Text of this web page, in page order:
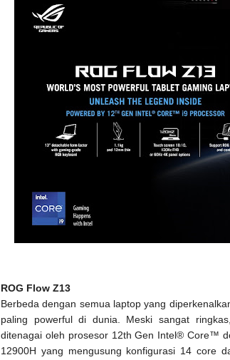
ROG Flow Z13
Berbeda dengan semua laptop yang
paling powerful di dunia. Meski sangat
ditenagai oleh prosesor 12th Gen Intel® Core™
12900H yang mengusung konfigurasi 14 core